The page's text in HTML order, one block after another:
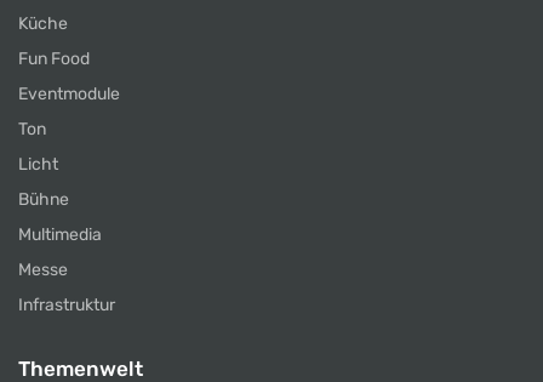
Küche
Fun Food
Eventmodule
Ton
Licht
Bühne
Multimedia
Messe
Infrastruktur
Themenwelt